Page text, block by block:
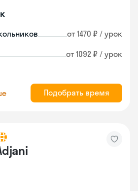
от 1470 ₽ / урок
от 1092 ₽ / урок
Подобрать время